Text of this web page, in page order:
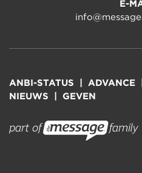
E-
ANBI-STATUS ADVANCE
NIEUWS
GEVEN